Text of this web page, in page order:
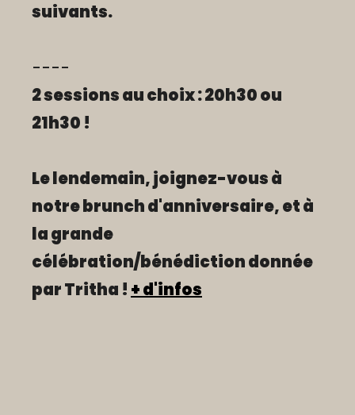
suivants.
----
2 sessions au choix : 20h30 ou
21h30 !
Le lendemain, joignez-vous à
notre brunch d'anniversaire, et à
la grande
célébration/bénédiction donnée
par Tritha ! + d'infos